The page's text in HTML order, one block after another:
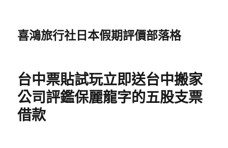
喜鴻旅行社日本假期評價部落格
台中票貼試玩立即送台中搬家
公司評鑑保麗龍字的五股支票
借款